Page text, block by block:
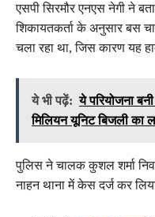
एसपी सिरमौर एनएस नेगी ने
शिकायतकर्ता के अनुसार बस
चला रहा था, जिस कारण यह
ये भी पढ़ें: ये परियोजना
मिलियन यूनिट बिजली का
पुलिस ने चालक कुशल शर्मा
नाहन थाना में केस दर्ज कर